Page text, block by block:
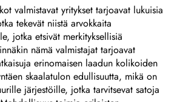
kilviä, syövytettyjä
nimikilviä, merkkiä,
lasergraavattuja
anodisoituja alumiinikilviä,
tarrakilviä
valmistavat yritykset tarjoavat lukuisia
tekevät niistä arvokkaita
jotka etsivät merkityksellisiä
nämä valmistajat tarjoavat
erinomaisen laadun kolikoiden
skaalatulon edullisuutta, mikä on
järjestöille, jotka tarvitsevat satoja